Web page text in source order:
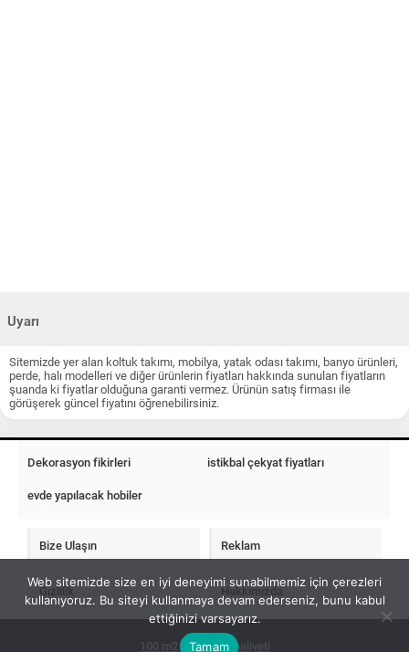
Uyarı
Sitemizde yer alan koltuk takımı, mobilya, yatak odası takımı, banyo ürünleri,
perde, halı modelleri ve diğer ürünlerin fiyatları hakkında sunulan fiyatların
şuanda ki fiyatlar olduğuna garanti vermez. Ürünün satış firması ile
görüşerek güncel fiyatını öğrenebilirsiniz.
Dekorasyon fikirleri istikbal çekyat fiyatları
evde yapılacak hobiler
Bize Ulaşın Reklam
Gizlilik Hakkımızda
100 m2 ev insaat maliyeti
Web sitemizde size en iyi deneyimi sunabilmemiz için çerezleri
kullanıyoruz. Bu siteyi kullanmaya devam ederseniz, bunu kabul
ettiğinizi varsayarız.
Tamam